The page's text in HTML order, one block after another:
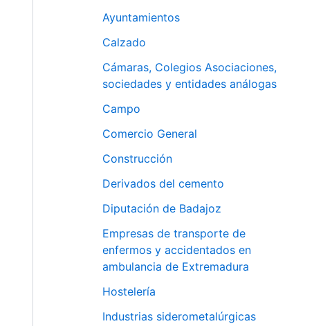
Ayuntamientos
Calzado
Cámaras, Colegios Asociaciones,
sociedades y entidades análogas
Campo
Comercio General
Construcción
Derivados del cemento
Diputación de Badajoz
Empresas de transporte de
enfermos y accidentados en
ambulancia de Extremadura
Hostelería
Industrias siderometalúrgicas